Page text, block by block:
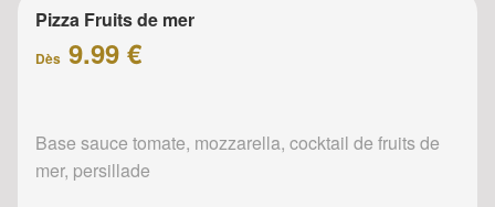
Pizza Fruits de mer
Dès 9.99 €
Base sauce tomate, mozzarella, cocktail de fruits de
mer, persillade